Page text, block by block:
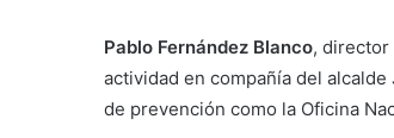
Pablo Fernández Blanco, director
actividad en compañía del
de prevención como la Oficina